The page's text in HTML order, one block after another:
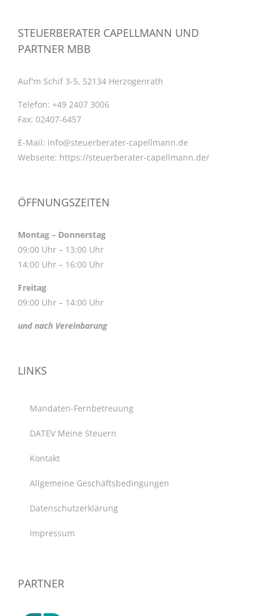
STEUERBERATER CAPELLMANN UND
PARTNER MBB
Auf'm Schif 3-5, 52134 Herzogenrath
Telefon: +49 2407 3006
Fax: 02407-6457
E-Mail: info@steuerberater-capellmann.de
Webseite: https://steuerberater-capellmann.de/
ÖFFNUNGSZEITEN
Montag – Donnerstag
09:00 Uhr – 13:00 Uhr
14:00 Uhr – 16:00 Uhr
Freitag
09:00 Uhr – 14:00 Uhr
und nach Vereinbarung
LINKS
Mandaten-Fernbetreuung
DATEV Meine Steuern
Kontakt
Allgemeine Geschäftsbedingungen
Datenschutzerklärung
Impressum
PARTNER